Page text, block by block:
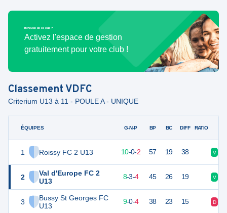
Bénévole de ce club ?
Activez l'espace de gestion
gratuitement pour votre club !
Classement VDFC
Criterium U13 à 11 - POULE A - UNIQUE
ÉQUIPES
1 Roissy FC 2 U13
2
Val d'Europe FC 2
U13
3
Bussy St Georges FC
U13
G-N-P BP BC DIFF RATIO
30 10-0-2 57 19 38 V
27 8-3-4 45 26 19 V
27 13 9-0-4 38 23 15 D